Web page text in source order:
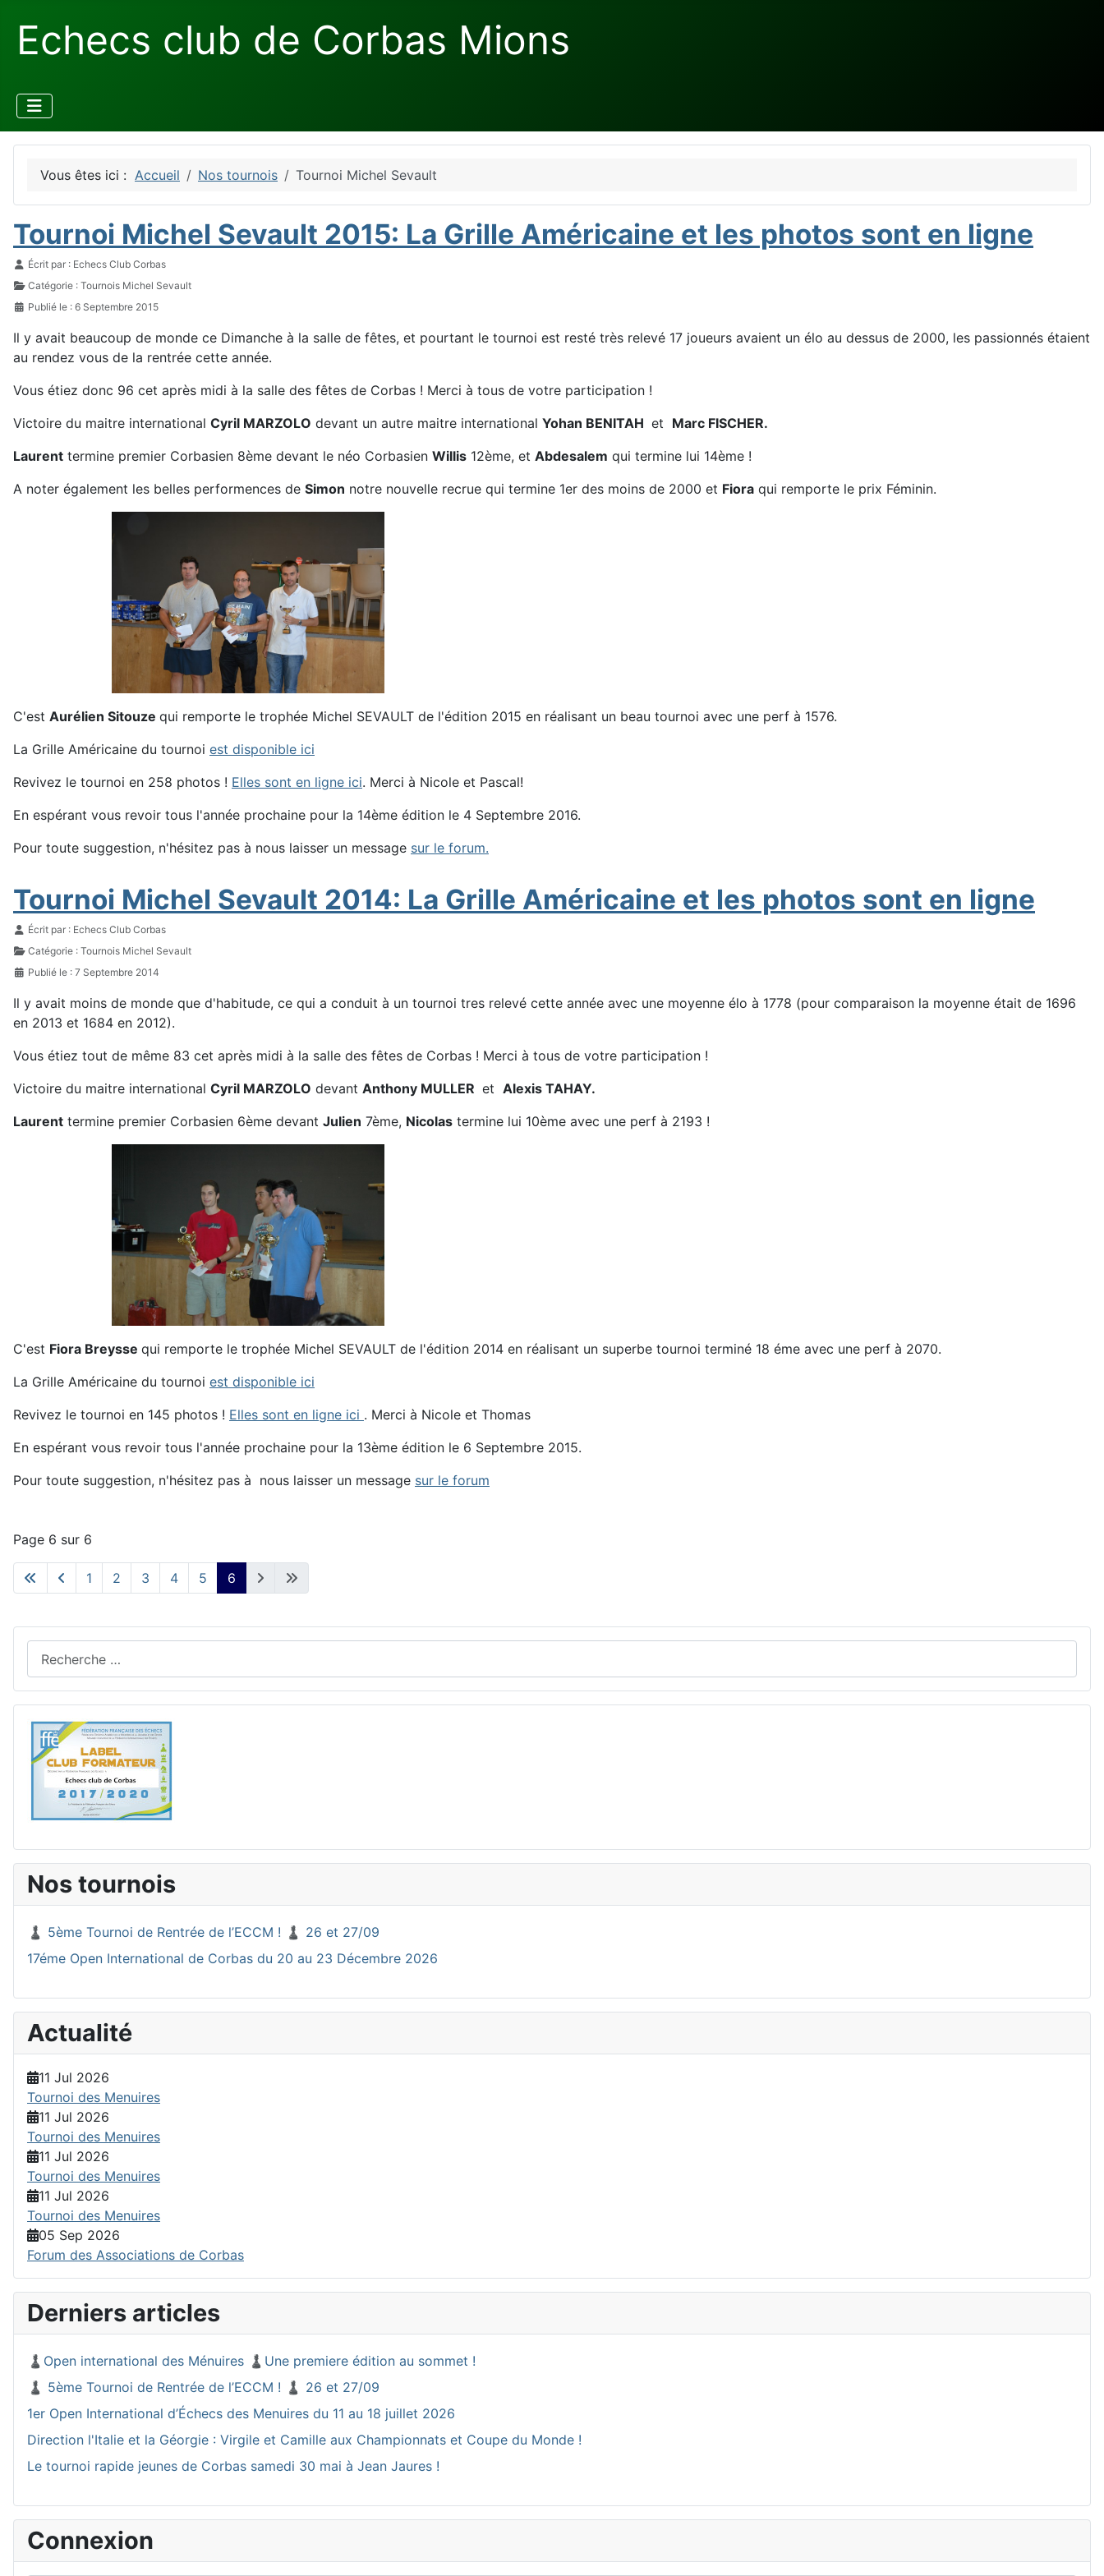
Echecs club de Corbas Mions
Vous êtes ici : Accueil Nos tournois Tournoi Michel Sevault
Tournoi Michel Sevault 2015: La Grille Américaine et les photos sont en ligne
Détails
Écrit par : Echecs Club Corbas
Catégorie : Tournois Michel Sevault
Publié le : 6 Septembre 2015
Il y avait beaucoup de monde ce Dimanche à la salle de fêtes, et pourtant le tournoi est resté très relevé 17 joueurs avaient un élo au dessus de 2000, les passionnés étaient
au rendez vous de la rentrée cette année.
Vous étiez donc 96 cet après midi à la salle des fêtes de Corbas ! Merci à tous de votre participation !
Victoire du maitre international Cyril MARZOLO devant un autre maitre international Yohan BENITAH et Marc FISCHER.
Laurent termine premier Corbasien 8ème devant le néo Corbasien Willis 12ème, et Abdesalem qui termine lui 14ème !
A noter également les belles performences de Simon notre nouvelle recrue qui termine 1er des moins de 2000 et Fiora qui remporte le prix Féminin.
C'est Aurélien Sitouze qui remporte le trophée Michel SEVAULT de l'édition 2015 en réalisant un beau tournoi avec une perf à 1576.
La Grille Américaine du tournoi est disponible ici
Revivez le tournoi en 258 photos ! Elles sont en ligne ici. Merci à Nicole et Pascal!
En espérant vous revoir tous l'année prochaine pour la 14ème édition le 4 Septembre 2016.
Pour toute suggestion, n'hésitez pas à nous laisser un message sur le forum.
Tournoi Michel Sevault 2014: La Grille Américaine et les photos sont en ligne
Détails
Écrit par : Echecs Club Corbas
Catégorie : Tournois Michel Sevault
Publié le : 7 Septembre 2014
Il y avait moins de monde que d'habitude, ce qui a conduit à un tournoi tres relevé cette année avec une moyenne élo à 1778 (pour comparaison la moyenne était de 1696
en 2013 et 1684 en 2012).
Vous étiez tout de même 83 cet après midi à la salle des fêtes de Corbas ! Merci à tous de votre participation !
Victoire du maitre international Cyril MARZOLO devant Anthony MULLER et Alexis TAHAY.
Laurent termine premier Corbasien 6ème devant Julien 7ème, Nicolas termine lui 10ème avec une perf à 2193 !
C'est Fiora Breysse qui remporte le trophée Michel SEVAULT de l'édition 2014 en réalisant un superbe tournoi terminé 18 éme avec une perf à 2070.
La Grille Américaine du tournoi est disponible ici
Revivez le tournoi en 145 photos ! Elles sont en ligne ici . Merci à Nicole et Thomas
En espérant vous revoir tous l'année prochaine pour la 13ème édition le 6 Septembre 2015.
Pour toute suggestion, n'hésitez pas à nous laisser un message sur le forum
Page 6 sur 6
1 2 3 4 5 6
Nos tournois
♟️ 5ème Tournoi de Rentrée de l’ECCM ! ♟️ 26 et 27/09
17éme Open International de Corbas du 20 au 23 Décembre 2026
Actualité
11 Jul 2026
Tournoi des Menuires
11 Jul 2026
Tournoi des Menuires
11 Jul 2026
Tournoi des Menuires
11 Jul 2026
Tournoi des Menuires
05 Sep 2026
Forum des Associations de Corbas
Derniers articles
♟️Open international des Ménuires ♟️Une premiere édition au sommet !
♟️ 5ème Tournoi de Rentrée de l’ECCM ! ♟️ 26 et 27/09
1er Open International d’Échecs des Menuires du 11 au 18 juillet 2026
Direction l'Italie et la Géorgie : Virgile et Camille aux Championnats et Coupe du Monde !
Le tournoi rapide jeunes de Corbas samedi 30 mai à Jean Jaures !
Connexion